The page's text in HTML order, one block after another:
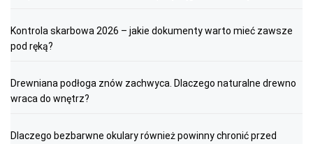
Kontrola skarbowa 2026 – jakie dokumenty warto mieć zawsze
pod ręką?
Drewniana podłoga znów zachwyca. Dlaczego naturalne drewno
wraca do wnętrz?
Dlaczego bezbarwne okulary również powinny chronić przed